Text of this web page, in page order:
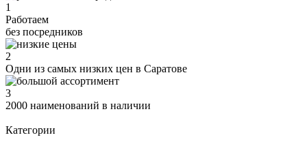
1
Работаем
без посредников
2
Одни из самых низких цен в Саратове
3
2000 наименований в наличии
Категории